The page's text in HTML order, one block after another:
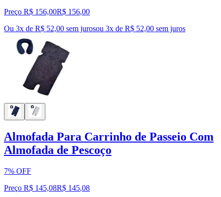
Preço R$ 156,00R$ 156,00
Ou 3x de R$ 52,00 sem jurosou 3x de R$ 52,00 sem juros
Almofada Para Carrinho de Passeio Com
Almofada de Pescoço
7% OFF
Preço R$ 145,08R$ 145,08